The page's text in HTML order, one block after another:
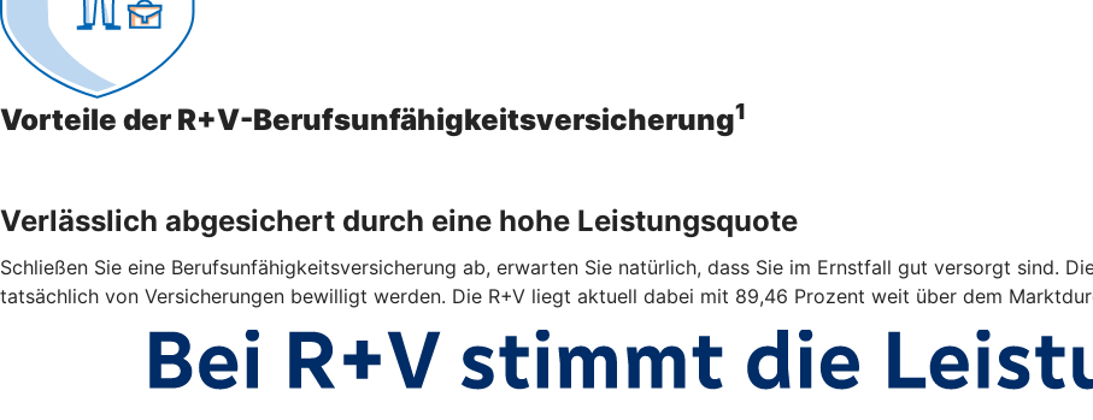
Vorteile der R+V-Berufsunfähigkeitsversicherung1
Verlässlich abgesichert durch eine hohe Leistungsquote
Schließen Sie eine Berufsunfähigkeitsversicherung ab, erwarten Sie natürlich, dass Sie im Ernstfall gut versorgt sind.
tatsächlich von Versicherungen bewilligt werden. Die R+V liegt aktuell dabei mit 89,46 Prozent weit über dem